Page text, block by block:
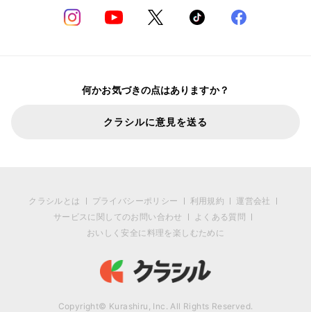
何かお気づきの点はありますか？
クラシルに意見を送る
クラシルとは プライバシーポリシー 利用規約
運営会社
サービスに関してのお問い合わせ
よくある質問
おいしく安全に料理を楽しむために
Copyright© Kurashiru, Inc. All Rights Reserved.